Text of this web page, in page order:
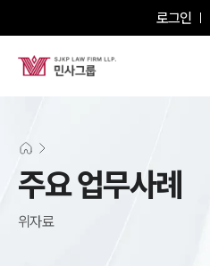
로그인
주요 업무사례
위자료